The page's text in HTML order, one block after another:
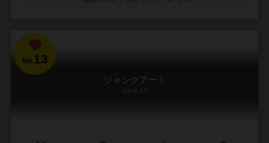
No.13
ジャンクアート
Junk Art